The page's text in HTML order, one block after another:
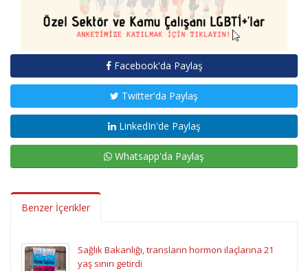
Facebook'da Paylaş
Twitter'da Paylaş
LinkedIn'de Paylaş
Whatsapp'da Paylaş
Benzer İçerikler
Sağlık Bakanlığı, transların hormon ilaçlarına 21
yaş sınırı getirdi